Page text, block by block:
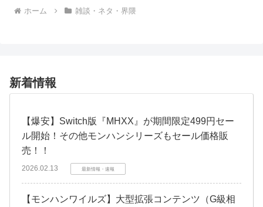
ホーム 雑談・ネタ・界隈
新着情報
【爆安】Switch版『MHXX』が期間限定499円セー
ル開始！その他モンハンシリーズもセール価格販
売！！
2026.02.13 最新情報・速報
【モンハンワイルズ】大型拡張コンテンツ（G級相